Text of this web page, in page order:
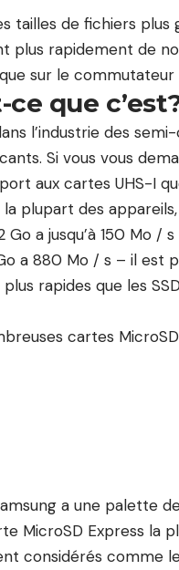
tailles de fichiers plus
plus rapidement de
sur le commutateur
ce que
l’industrie des semi-
Si vous vous
aux cartes UHS-I
plupart des
a jusqu’à 150 Mo /
a 880 Mo / s – il est
rapides que les
cartes
a une palette
MicroSD Express la
considérés comme